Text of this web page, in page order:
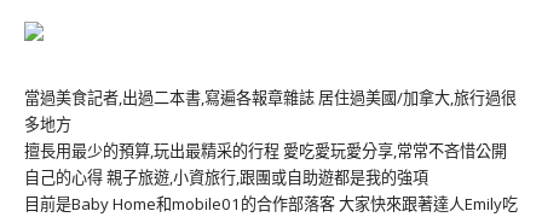
當過美食記者,出過二本書,寫遍各報章雜誌 居住過美國/加拿大,旅行過很
多地方
擅長用最少的預算,玩出最精采的行程 愛吃愛玩愛分享,常常不吝惜公開
自己的心得 親子旅遊,小資旅行,跟團或自助遊都是我的強項
目前是Baby Home和mobile01的合作部落客 大家快來跟著達人Emily吃